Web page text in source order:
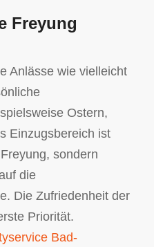
Freyung
Anlässe wie vielleicht
Ostern,
Einzugsbereich ist
sondern
die
Die Zufriedenheit der
Priorität.
Bad-